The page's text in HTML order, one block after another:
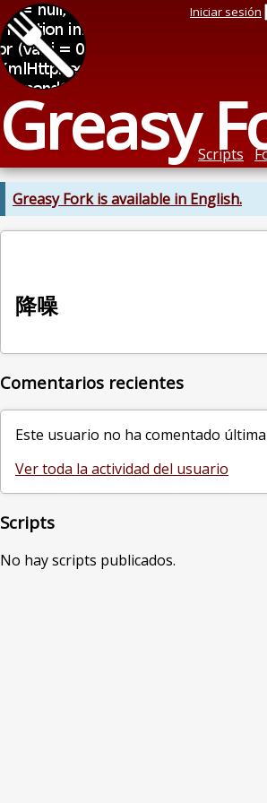
Greasy
Iniciar sesión
Scripts
Greasy Fork is available in English.
降噪
Comentarios recientes
Este usuario no ha comentado
Ver toda la actividad del usuario
Scripts
No hay scripts publicados.